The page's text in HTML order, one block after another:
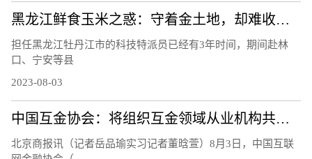
黑龙江鲜食玉米之惑：守着金土地，却难收获金豆豆？听听基层声音
担任黑龙江牡丹江市的科技特派员已经有3年时间，期间赴林
口、宁安等县
2023-08-03
中国互金协会：将组织互金领域从业机构共同应对黑灰产侵害
北京商报讯（记者岳品瑜实习记者董晗萱）8月3日，中国互联